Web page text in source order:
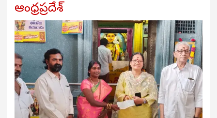
ఆంధ్రప్రదేశ్